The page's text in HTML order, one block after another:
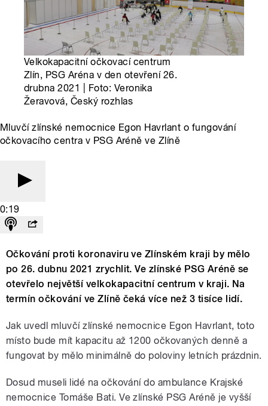
Velkokapacitní očkovací centrum
Zlín, PSG Aréna v den otevření 26.
drubna 2021 | Foto: Veronika
Žeravová, Český rozhlas
Mluvčí zlínské nemocnice Egon Havrlant o fungování
očkovacího centra v PSG Aréně ve Zlíně
0:19
Očkování proti koronaviru ve Zlínském kraji by mělo
po 26. dubnu 2021 zrychlit. Ve zlínské PSG Aréně se
otevřelo největší velkokapacitní centrum v kraji. Na
termín očkování ve Zlíně čeká více než 3 tisíce lidí.
Jak uvedl mluvčí zlínské nemocnice Egon Havrlant, toto
místo bude mít kapacitu až 1200 očkovaných denně a
fungovat by mělo minimálně do poloviny letních prázdnin.
Dosud museli lidé na očkování do ambulance Krajské
nemocnice Tomáše Bati. Ve zlínské PSG Aréně je vyšší